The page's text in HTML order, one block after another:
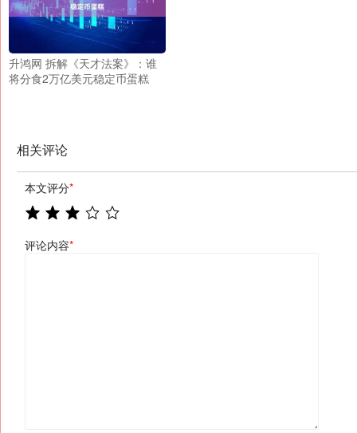
升鸿网 拆解《天才法案》：谁
将分食2万亿美元稳定币蛋糕
相关评论
本文评分*
评论内容*